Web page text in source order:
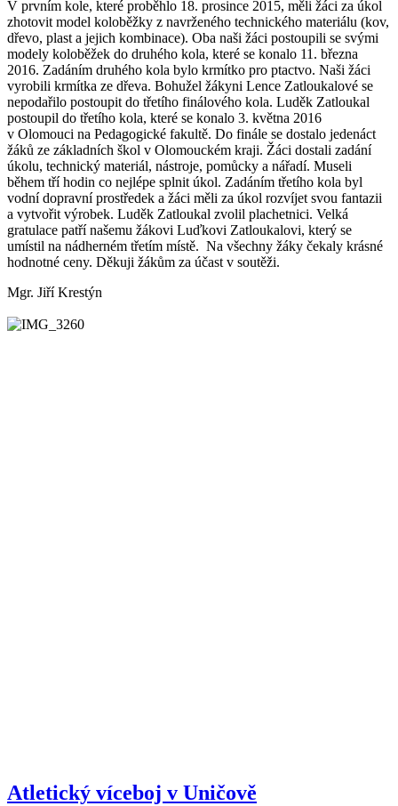
V prvním kole, které proběhlo 18. prosince 2015, měli žáci za úkol
zhotovit model koloběžky z navrženého technického materiálu (kov,
dřevo, plast a jejich kombinace). Oba naši žáci postoupili se svými
modely koloběžek do druhého kola, které se konalo 11. března
2016. Zadáním druhého kola bylo krmítko pro ptactvo. Naši žáci
vyrobili krmítka ze dřeva. Bohužel žákyni Lence Zatloukalové se
nepodařilo postoupit do třetího finálového kola. Luděk Zatloukal
postoupil do třetího kola, které se konalo 3. května 2016
v Olomouci na Pedagogické fakultě. Do finále se dostalo jedenáct
žáků ze základních škol v Olomouckém kraji. Žáci dostali zadání
úkolu, technický materiál, nástroje, pomůcky a nářadí. Museli
během tří hodin co nejlépe splnit úkol. Zadáním třetího kola byl
vodní dopravní prostředek a žáci měli za úkol rozvíjet svou fantazii
a vytvořit výrobek. Luděk Zatloukal zvolil plachetnici. Velká
gratulace patří našemu žákovi Luďkovi Zatloukalovi, který se
umístil na nádherném třetím místě. Na všechny žáky čekaly krásné
hodnotné ceny. Děkuji žákům za účast v soutěži.
Mgr. Jiří Krestýn
Atletický víceboj v Uničově